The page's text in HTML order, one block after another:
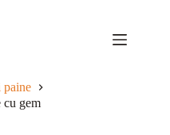
paine
cu gem